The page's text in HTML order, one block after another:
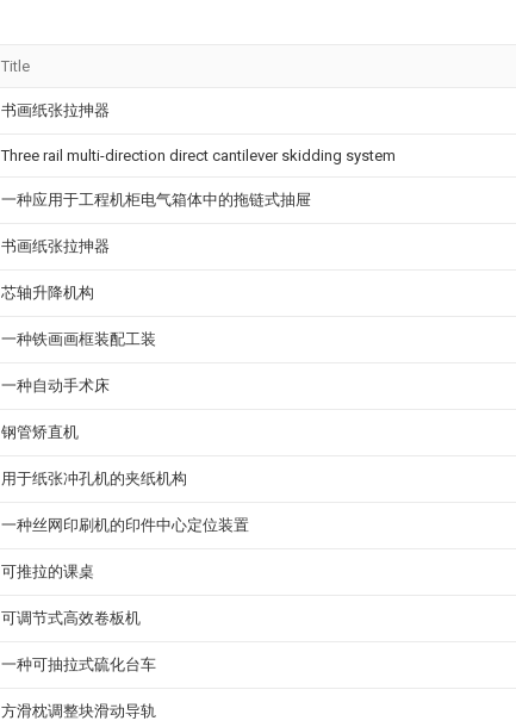
Title
书画纸张拉抻器
Three rail multi-direction direct cantilever skidding system
一种应用于工程机柜电气箱体中的拖链式抽屉
书画纸张拉抻器
芯轴升降机构
一种铁画画框装配工装
一种自动手术床
钢管矫直机
用于纸张冲孔机的夹纸机构
一种丝网印刷机的印件中心定位装置
可推拉的课桌
可调节式高效卷板机
一种可抽拉式硫化台车
方滑枕调整块滑动导轨